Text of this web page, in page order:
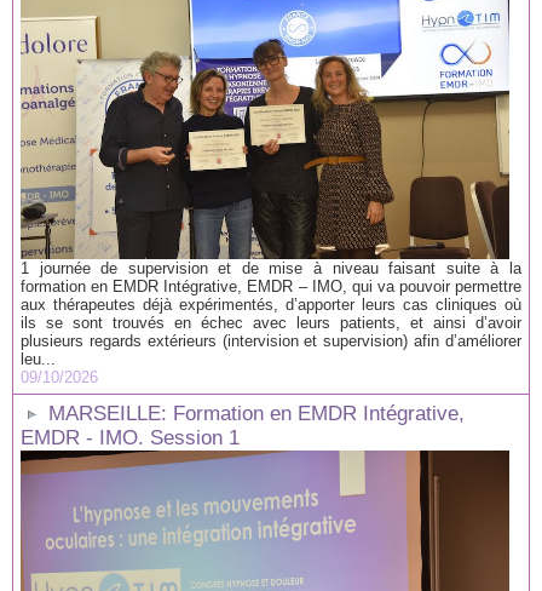
1 journée de supervision et de mise à niveau faisant suite à la
formation en EMDR Intégrative, EMDR – IMO, qui va pouvoir permettre
aux thérapeutes déjà expérimentés, d’apporter leurs cas cliniques où
ils se sont trouvés en échec avec leurs patients, et ainsi d’avoir
plusieurs regards extérieurs (intervision et supervision) afin d’améliorer
leu...
09/10/2026
MARSEILLE: Formation en EMDR Intégrative,
EMDR - IMO. Session 1